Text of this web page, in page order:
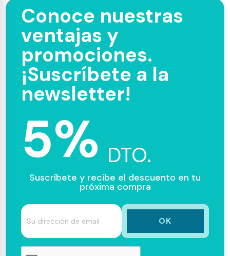
Conoce nuestras
ventajas y
promociones.
¡Suscríbete a la
newsletter!
5% DTO.
Suscríbete y recibe el descuento en tu
próxima compra